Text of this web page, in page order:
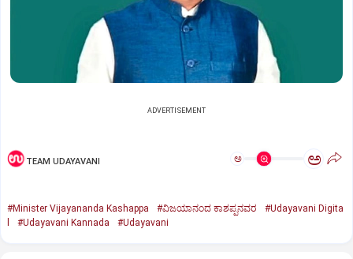
ADVERTISEMENT
TEAM UDAYAVANI ಅ ಅ
#Minister Vijayananda Kashappa #ವಿಜಯಾನಂದ ಕಾಶಪ್ಪನವರ
#Udayavani Digita
#Udayavani Kannada #Udayavani